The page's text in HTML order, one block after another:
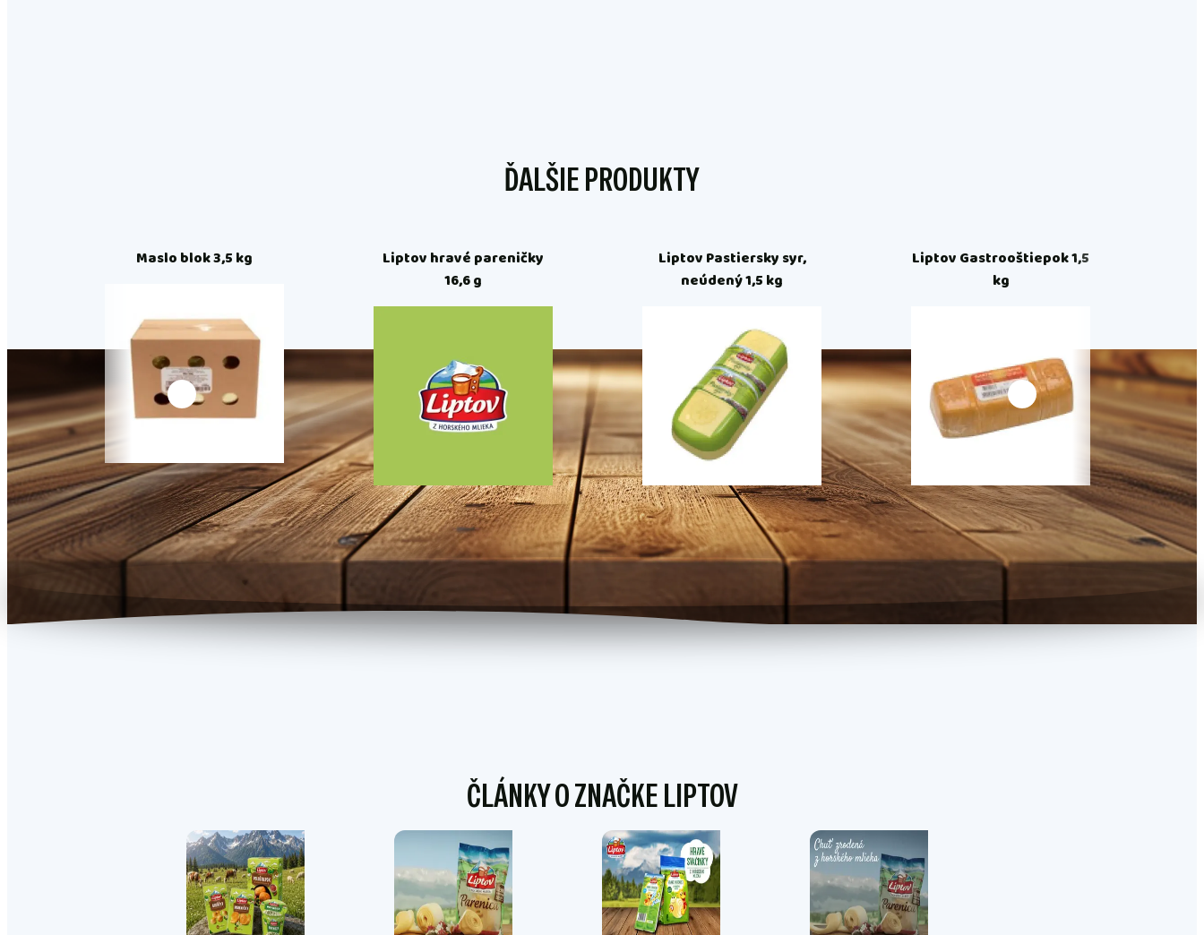
ĎALŠIE PRODUKTY
Maslo blok 3,5 kg
Liptov hravé pareničky
16,6 g
Liptov Pastiersky syr,
neúdený 1,5 kg
Liptov Gastrooštiepok 1,5
kg
ČLÁNKY O ZNAČKE LIPTOV